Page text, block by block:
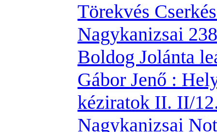
Törekvés
Nagykanizsai
Boldog Jolánta
Gábor Jenő :
kéziratok II. II/
Nagykanizsai